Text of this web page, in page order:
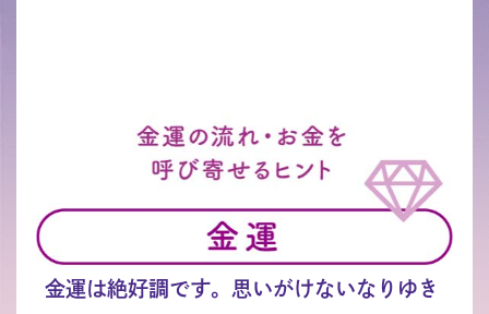
金運は絶好調です。思いがけないなりゆき